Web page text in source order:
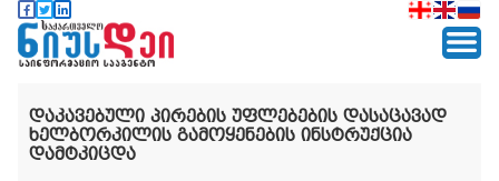
დაკავებული პირების უფლებების დასაცავად
ხელბორკილის გამოყენების ინსტრუქცია
დამტკიცდა